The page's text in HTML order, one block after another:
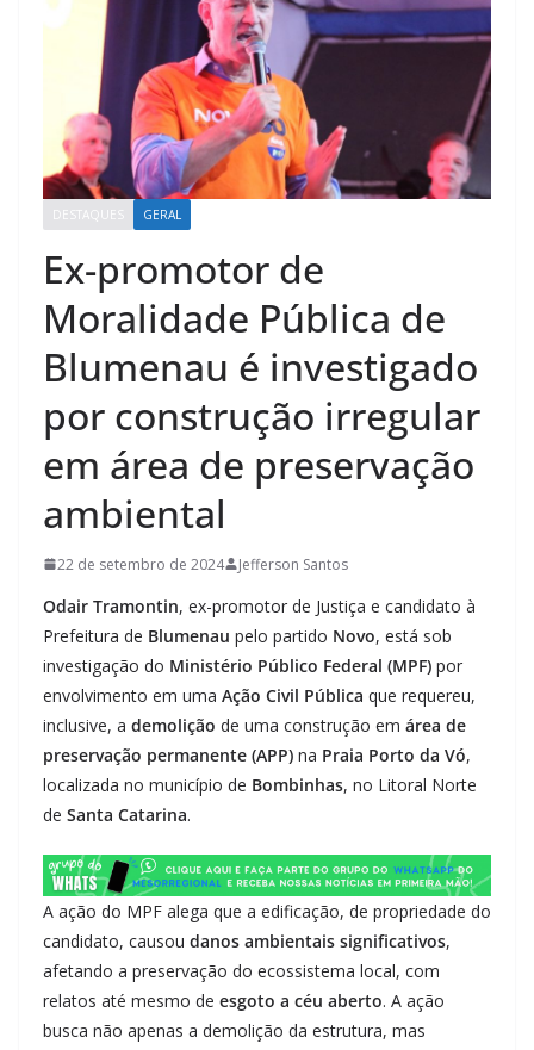
DESTAQUES GERAL
Ex-promotor de
Moralidade Pública de
Blumenau é investigado
por construção irregular
em área de preservação
ambiental
22 de setembro de 2024 Jefferson Santos
Odair Tramontin, ex-promotor de Justiça e candidato à
Prefeitura de Blumenau pelo partido Novo, está sob
investigação do Ministério Público Federal (MPF) por
envolvimento em uma Ação Civil Pública que requereu,
inclusive, a demolição de uma construção em área de
preservação permanente (APP) na Praia Porto da Vó,
localizada no município de Bombinhas, no Litoral Norte
de Santa Catarina.
A ação do MPF alega que a edificação, de propriedade do
candidato, causou danos ambientais significativos,
afetando a preservação do ecossistema local, com
relatos até mesmo de esgoto a céu aberto. A ação
busca não apenas a demolição da estrutura, mas